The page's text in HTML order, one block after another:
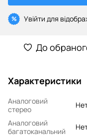
% Увійти для
До
Характеристики
Аналоговий
стерео
Аналоговий
багатоканальний